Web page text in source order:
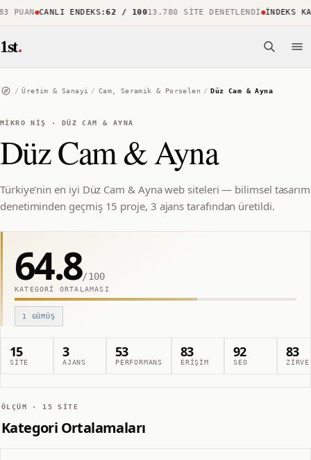
CANLI ENDEKS:62 / 10013.780 SITE DENETLENDI İNDEKS
1st.
/ Üretim & Sanayi / Cam, Seramik & Porselen / Düz Cam & Ayna
MIKRO NIŞ · DÜZ CAM & AYNA
Düz Cam & Ayna
Türkiye'nin en iyi Düz Cam & Ayna web siteleri — bilimsel tasarım
denetiminden geçmiş 15 proje, 3 ajans tarafından üretildi.
64.8/100
KATEGORI ORTALAMASI
1 GÜMÜŞ
15
SITE
3
AJANS
53
PERFORMANS
83
ERIŞIM
92
SEO
83
ZIRVE
ÖLÇÜM · 15 SITE
Kategori Ortalamaları